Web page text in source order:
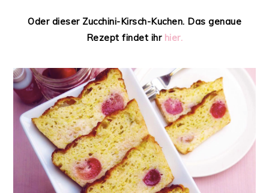
Oder dieser Zucchini-Kirsch-Kuchen. Das genaue
Rezept findet ihr hier.